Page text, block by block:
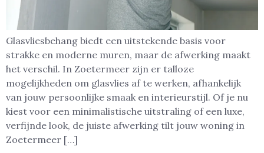
Glasvliesbehang biedt een uitstekende basis voor
strakke en moderne muren, maar de afwerking maakt
het verschil. In Zoetermeer zijn er talloze
mogelijkheden om glasvlies af te werken, afhankelijk
van jouw persoonlijke smaak en interieurstijl. Of je nu
kiest voor een minimalistische uitstraling of een luxe,
verfijnde look, de juiste afwerking tilt jouw woning in
Zoetermeer […]